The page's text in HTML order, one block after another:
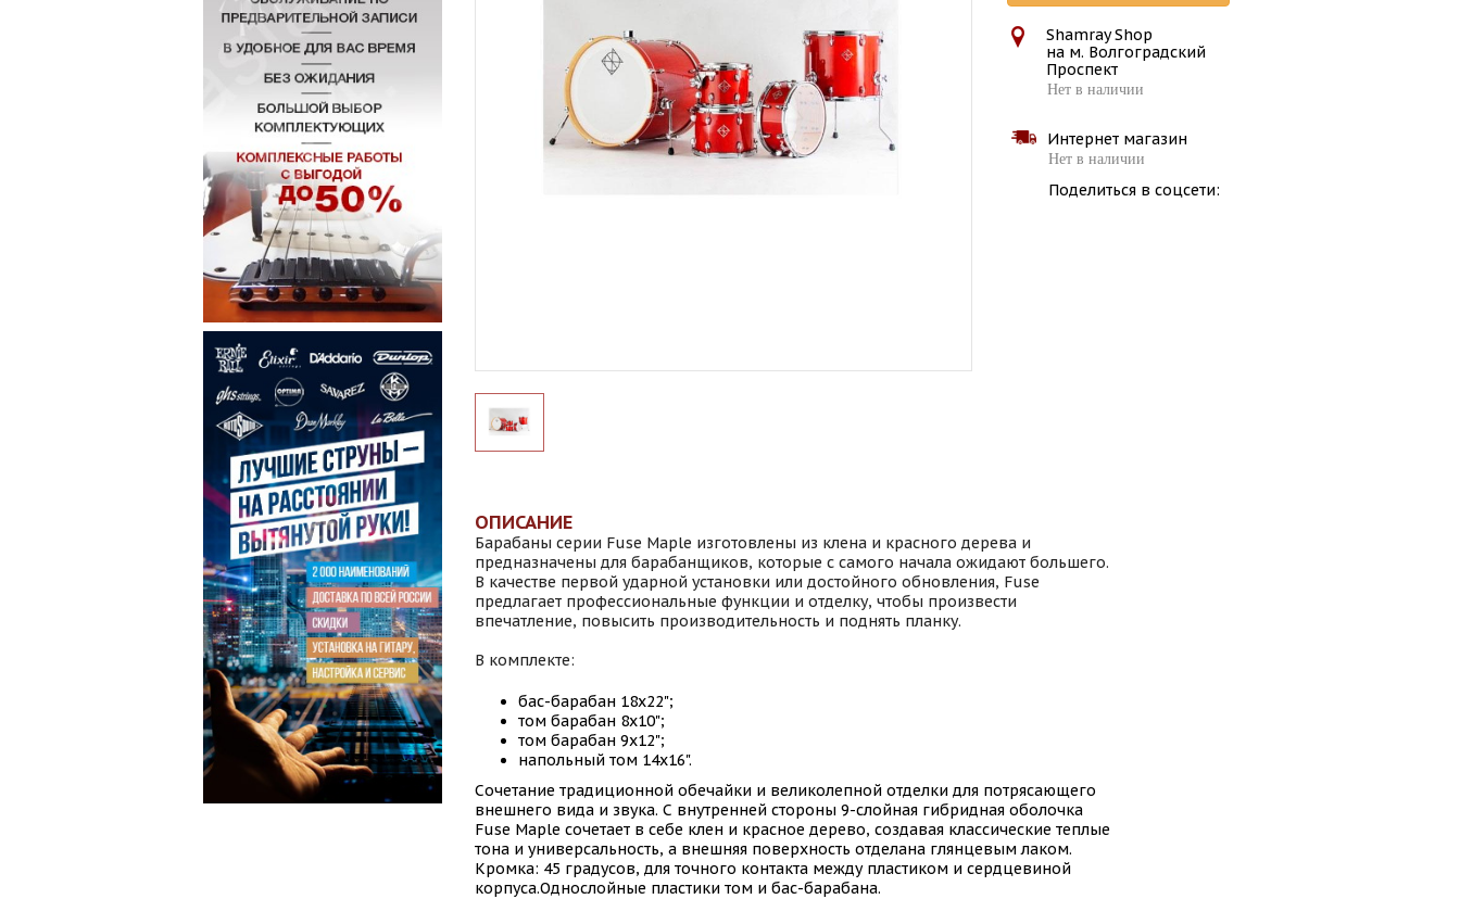
Shamray Shop
на м. Волгоградский
Проспект
Нет в наличии
Интернет магазин
Нет в наличии
Поделиться в соцсети:
ОПИСАНИЕ
Барабаны серии Fuse Maple изготовлены из клена и красного дерева и
предназначены для барабанщиков, которые с самого начала ожидают большего.
В качестве первой ударной установки или достойного обновления, Fuse
предлагает профессиональные функции и отделку, чтобы произвести
впечатление, повысить производительность и поднять планку.
В комплекте:
бас-барабан 18х22";
том барабан 8х10";
том барабан 9х12";
напольный том 14х16".
Сочетание традиционной обечайки и великолепной отделки для потрясающего
внешнего вида и звука. С внутренней стороны 9-слойная гибридная оболочка
Fuse Maple сочетает в себе клен и красное дерево, создавая классические теплые
тона и универсальность, а внешняя поверхность отделана глянцевым лаком.
Кромка: 45 градусов, для точного контакта между пластиком и сердцевиной
корпуса.Однослойные пластики том и бас-барабана.